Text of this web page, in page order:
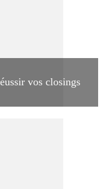
vos closings